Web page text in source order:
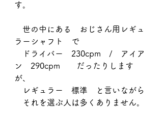
す。
世の中にある　おじさん用レギュ
ラーシャフト　で
ドライバー　230cpm　/　アイア
ン　290cpm　　だったりします
が、
レギュラー　標準　と言いながら
それを選ぶ人は多くありません。